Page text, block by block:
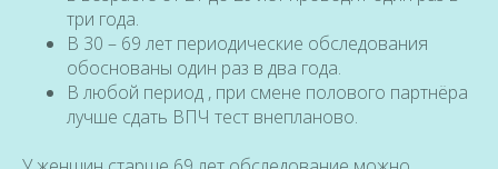
три года.
В 30 – 69 лет периодические обследования
обоснованы один раз в два года.
В любой период , при смене полового партнёра
лучше сдать ВПЧ тест внепланово.